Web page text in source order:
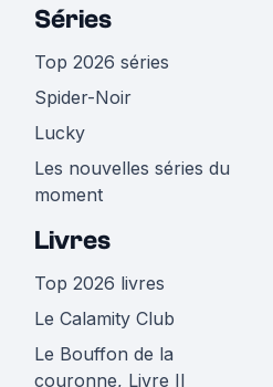
Séries
Top 2026 séries
Spider-Noir
Lucky
Les nouvelles séries du
moment
Livres
Top 2026 livres
Le Calamity Club
Le Bouffon de la
couronne, Livre II